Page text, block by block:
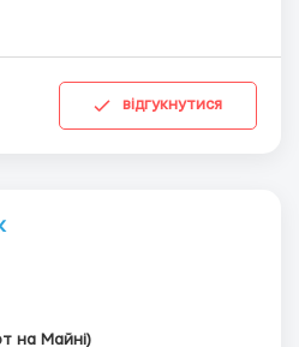
відгукнутися
на Майні)